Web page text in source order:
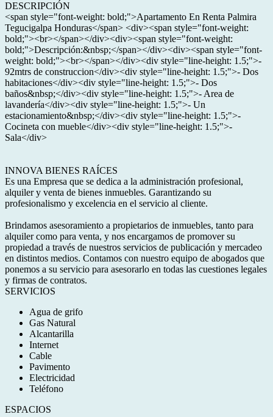
DESCRIPCIÓN
<span style="font-weight: bold;">Apartamento En Renta Palmira
Tegucigalpa Honduras</span> <div><span style="font-weight:
bold;"><br></span></div><div><span style="font-weight:
bold;">Descripción:&nbsp;</span></div><div><span style="font-
weight: bold;"><br></span></div><div style="line-height: 1.5;">-
92mtrs de construccion</div><div style="line-height: 1.5;">- Dos
habitaciones</div><div style="line-height: 1.5;">- Dos
baños&nbsp;</div><div style="line-height: 1.5;">- Area de
lavandería</div><div style="line-height: 1.5;">- Un
estacionamiento&nbsp;</div><div style="line-height: 1.5;">-
Cocineta con mueble</div><div style="line-height: 1.5;">-
Sala</div>
INNOVA BIENES RAÍCES
Es una Empresa que se dedica a la administración profesional,
alquiler y venta de bienes inmuebles. Garantizando su
profesionalismo y excelencia en el servicio al cliente.
Brindamos asesoramiento a propietarios de inmuebles, tanto para
alquiler como para venta, y nos encargamos de promover su
propiedad a través de nuestros servicios de publicación y mercadeo
en distintos medios. Contamos con nuestro equipo de abogados que
ponemos a su servicio para asesorarlo en todas las cuestiones legales
y firmas de contratos.
SERVICIOS
Agua de grifo
Gas Natural
Alcantarilla
Internet
Cable
Pavimento
Electricidad
Teléfono
ESPACIOS